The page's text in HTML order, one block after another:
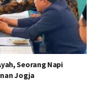
Seorang Napi
Jogja